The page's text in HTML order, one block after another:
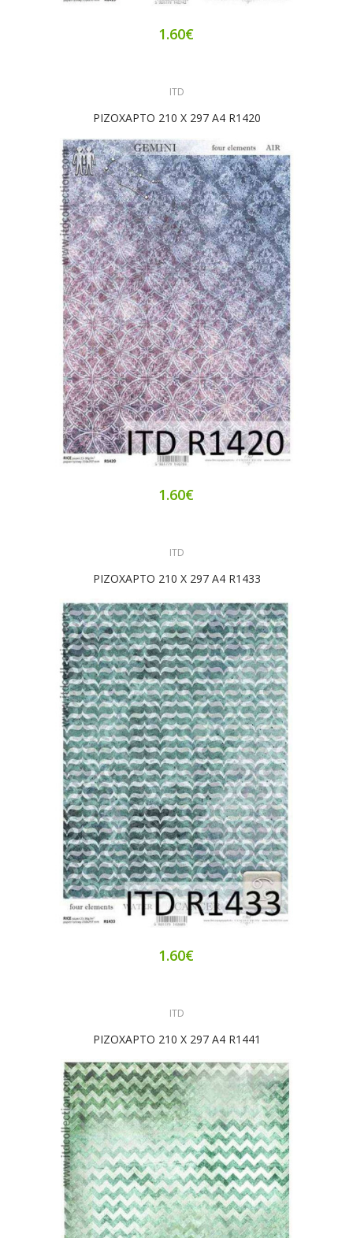
1.60€
ITD
ΡΙΖΟΧΑΡΤΟ 210 X 297 A4 R1420
1.60€
ITD
ΡΙΖΟΧΑΡΤΟ 210 X 297 A4 R1433
1.60€
ITD
ΡΙΖΟΧΑΡΤΟ 210 X 297 A4 R1441